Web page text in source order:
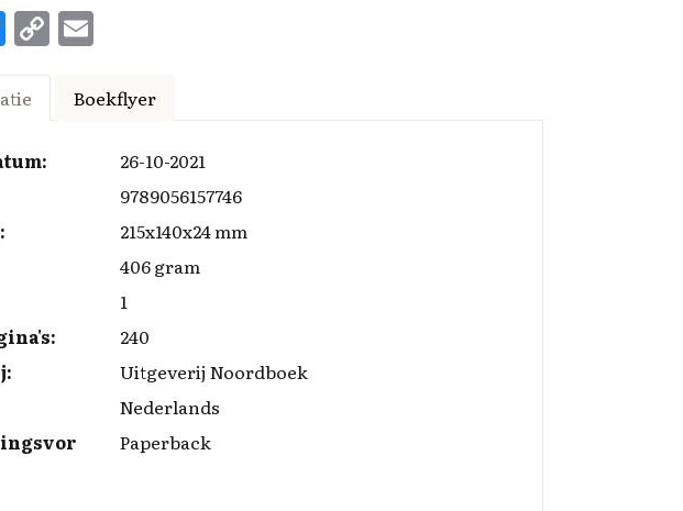
Bl
u
es
y
C
o
y
ai
Boekflyer
26-10-2021
9789056157746
215x140x24 mm
406 gram
1
240
Uitgeverij Noordboek
Nederlands
Paperback